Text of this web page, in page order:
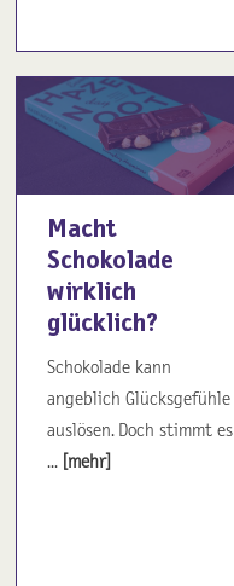
Macht
Schokolade
wirklich
glücklich?
Schokolade kann
angeblich Glücksgefühle
auslösen. Doch stimmt es
... [mehr]